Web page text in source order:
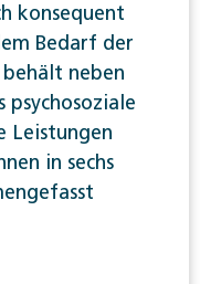
konsequent
Bedarf der
neben
psychosoziale
Leistungen
in sechs